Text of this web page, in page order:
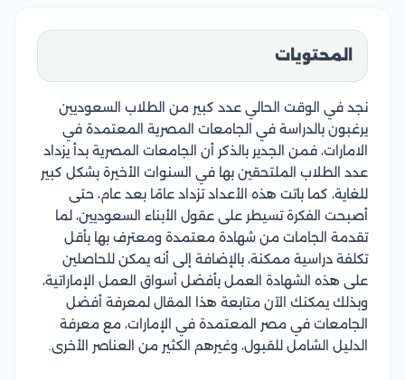
المحتويات
نجد في الوقت الحالي عدد كبير من الطلاب السعوديين
يرغبون بالدراسة في الجامعات المصرية المعتمدة في
الامارات، فمن الجدير بالذكر أن الجامعات المصرية بدأ يزداد
عدد الطلاب الملتحقين بها في السنوات الأخيرة بشكل كبير
للغاية، كما باتت هذه الأعداد تزداد عامًا بعد عام، حتى
أصبحت الفكرة تسيطر على عقول الأبناء السعوديين، لما
تقدمة الجامات من شهادة معتمدة ومعترف بها بأقل
تكلفة دراسية ممكنة، بالإضافة إلى أنه يمكن للحاصلين
على هذه الشهادة العمل بأفضل أسواق العمل الإماراتية،
وبذلك يمكنك الآن متابعة هذا المقال لمعرفة أفضل
الجامعات في مصر المعتمدة في الإمارات، مع معرفة
الدليل الشامل للقبول، وغيرهم الكثير من العناصر الأخرى.